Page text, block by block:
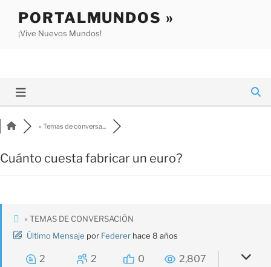
contenido
PORTALMUNDOS »
¡Vive Nuevos Mundos!
» Temas de conversa...
Cuánto cuesta fabricar un euro?
» TEMAS DE CONVERSACIÓN
Último Mensaje por Federer hace 8 años
2 2 0 2,807